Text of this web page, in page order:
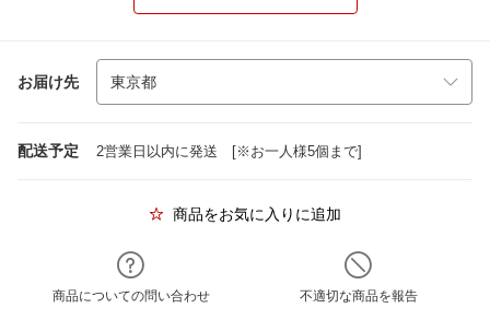
お届け先
配送予定 2営業日以内に発送 [※お一人様5個まで]
商品をお気に入りに追加
商品についての問い合わせ 不適切な商品を報告